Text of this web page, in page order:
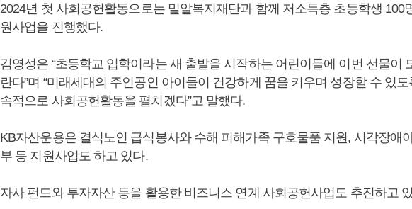
2024년 첫 사회공헌활동으로는 밀알복지재단과 함께 저소득층 초등학생 100
원사업을 진행했다.
김영성은 “초등학교 입학이라는 새 출발을 시작하는 어린이들에 이번 선물이
란다”며 “미래세대의 주인공인 아이들이 건강하게 꿈을 키우며 성장할 수 있
속적으로 사회공헌활동을 펼치겠다”고 말했다.
KB자산운용은 결식노인 급식봉사와 수해 피해가족 구호물품 지원, 시각장애
부 등 지원사업도 하고 있다.
자사 펀드와 투자자산 등을 활용한 비즈니스 연계 사회공헌사업도 추진하고